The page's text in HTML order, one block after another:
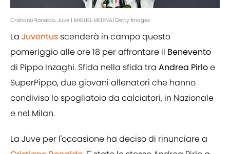
Cristiano Ronaldo, Juve | MIGUEL MEDINA/Getty Images
La Juventus scenderà in campo questo
pomeriggio alle ore 18 per affrontare il Benevento
di Pippo Inzaghi. Sfida nella sfida tra Andrea Pirloe
SuperPippo, due giovani allenatori che hanno
condiviso lo spogliatoio da calciatori, in Nazionale
e nel Milan.
La Juve per l'occasione ha deciso di rinunciare a